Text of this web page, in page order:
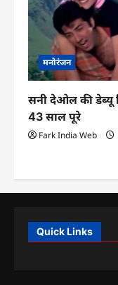
मनोरंजन
सनी देओल की डेब्यू
43 साल पूरे
Fark India Web
Quick Links